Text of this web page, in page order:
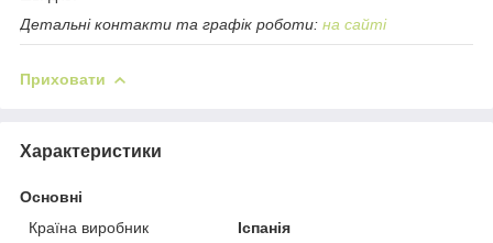
Детальні контакти та графік роботи: на сайті
Приховати
Характеристики
Основні
Країна виробник
Іспанія